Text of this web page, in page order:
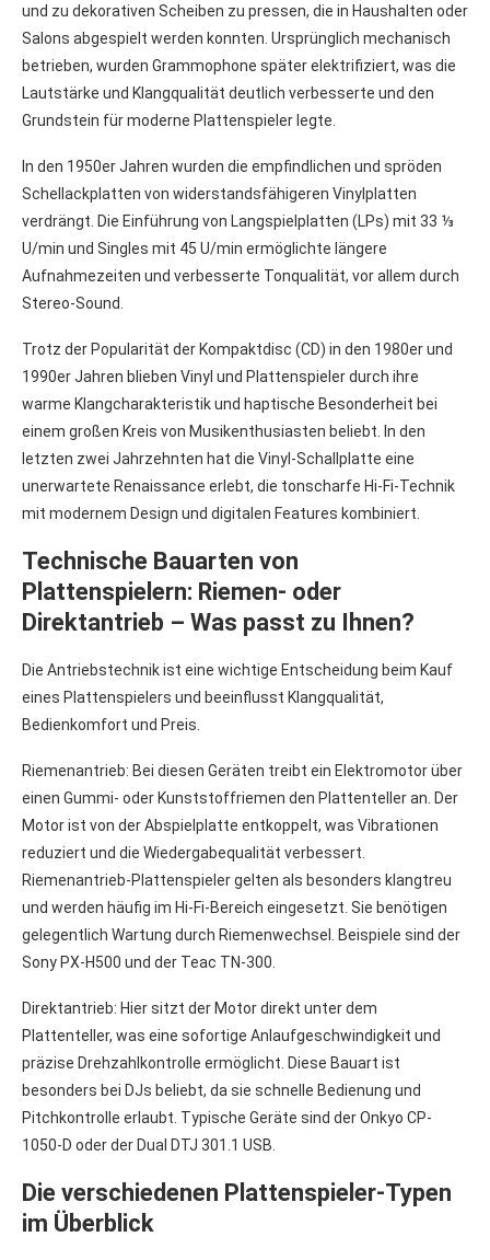
und zu dekorativen Scheiben zu pressen, die in Haushalten oder
Salons abgespielt werden konnten. Ursprünglich mechanisch
betrieben, wurden Grammophone später elektrifiziert, was die
Lautstärke und Klangqualität deutlich verbesserte und den
Grundstein für moderne Plattenspieler legte.
In den 1950er Jahren wurden die empfindlichen und spröden
Schellackplatten von widerstandsfähigeren Vinylplatten
verdrängt. Die Einführung von Langspielplatten (LPs) mit 33 ⅓
U/min und Singles mit 45 U/min ermöglichte längere
Aufnahmezeiten und verbesserte Tonqualität, vor allem durch
Stereo-Sound.
Trotz der Popularität der Kompaktdisc (CD) in den 1980er und
1990er Jahren blieben Vinyl und Plattenspieler durch ihre
warme Klangcharakteristik und haptische Besonderheit bei
einem großen Kreis von Musikenthusiasten beliebt. In den
letzten zwei Jahrzehnten hat die Vinyl-Schallplatte eine
unerwartete Renaissance erlebt, die tonscharfe Hi-Fi-Technik
mit modernem Design und digitalen Features kombiniert.
Technische Bauarten von
Plattenspielern: Riemen- oder
Direktantrieb – Was passt zu Ihnen?
Die Antriebstechnik ist eine wichtige Entscheidung beim Kauf
eines Plattenspielers und beeinflusst Klangqualität,
Bedienkomfort und Preis.
Riemenantrieb: Bei diesen Geräten treibt ein Elektromotor über
einen Gummi- oder Kunststoffriemen den Plattenteller an. Der
Motor ist von der Abspielplatte entkoppelt, was Vibrationen
reduziert und die Wiedergabequalität verbessert.
Riemenantrieb-Plattenspieler gelten als besonders klangtreu
und werden häufig im Hi-Fi-Bereich eingesetzt. Sie benötigen
gelegentlich Wartung durch Riemenwechsel. Beispiele sind der
Sony PX-H500 und der Teac TN-300.
Direktantrieb: Hier sitzt der Motor direkt unter dem
Plattenteller, was eine sofortige Anlaufgeschwindigkeit und
präzise Drehzahlkontrolle ermöglicht. Diese Bauart ist
besonders bei DJs beliebt, da sie schnelle Bedienung und
Pitchkontrolle erlaubt. Typische Geräte sind der Onkyo CP-
1050-D oder der Dual DTJ 301.1 USB.
Die verschiedenen Plattenspieler-Typen
im Überblick